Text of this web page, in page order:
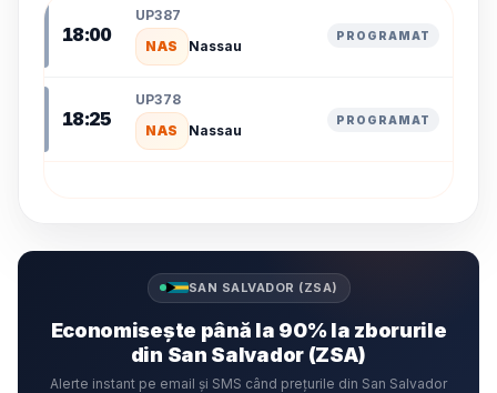
18:00
UP387
NAS
Nassau
PROGRAMAT
18:25
UP378
NAS
Nassau
PROGRAMAT
SAN SALVADOR (ZSA)
Economisește până la 90% la zborurile
din San Salvador (ZSA)
Alerte instant pe email și SMS când prețurile din San Salvador